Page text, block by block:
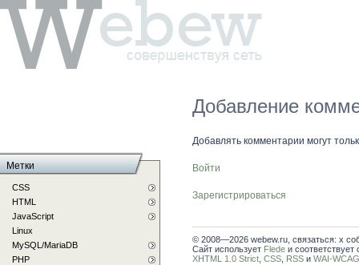
Добавление
Добавлять комментарии могут
Войти
Зарегистрироваться
© 2008—2026 webew.ru, связаться: x
Сайт использует Flede и соответствует
XHTML 1.0 Strict CSS RSS и WAI-
Метки
CSS
HTML
JavaScript
Linux
MySQL/MariaDB
PHP